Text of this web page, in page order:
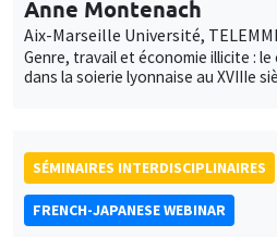
Anne Montenach
Aix-Marseille Université,
Genre, travail et économie illicite : le
dans la soierie lyonnaise au XVIIIe
SÉMINAIRES INTERDISCIPLINAIRES
FRENCH-JAPANESE WEBINAR